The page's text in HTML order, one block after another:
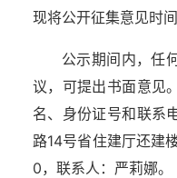
现将公开征集意见时
公示期间内，任
议，可提出书面意见
名、身份证号和联系
路14号省住建厅还建
0，联系人：严莉娜。